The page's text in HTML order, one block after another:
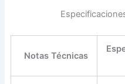
Notas Técnicas